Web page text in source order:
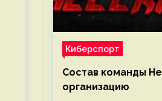
Киберспорт
Состав команды
организацию